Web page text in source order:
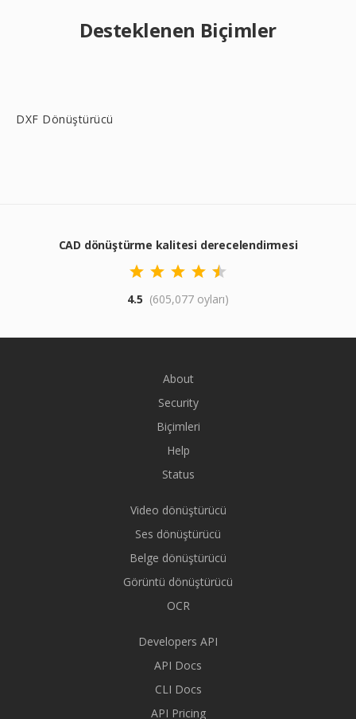
Desteklenen Biçimler
DXF Dönüştürücü
CAD dönüştürme kalitesi derecelendirmesi
4.5 (605,077 oyları)
About
Security
Biçimleri
Help
Status
Video dönüştürücü
Ses dönüştürücü
Belge dönüştürücü
Görüntü dönüştürücü
OCR
Developers API
API Docs
CLI Docs
API Pricing